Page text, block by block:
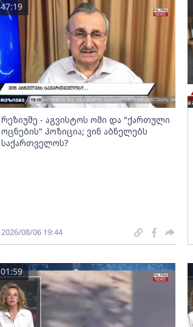
რეზიუმე - აგვისტოს ომი და "ქართული
ოცნების" პოზიცია; ვინ აბნელებს
საქართველოს?
47:19
2026/08/06 19:44
01:59